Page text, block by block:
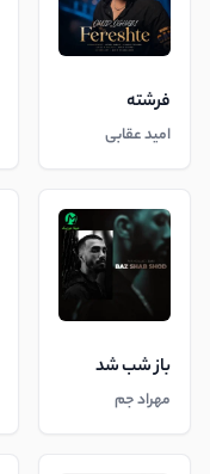
فرشته
امید عقابی
باز شب شد
مهراد جم